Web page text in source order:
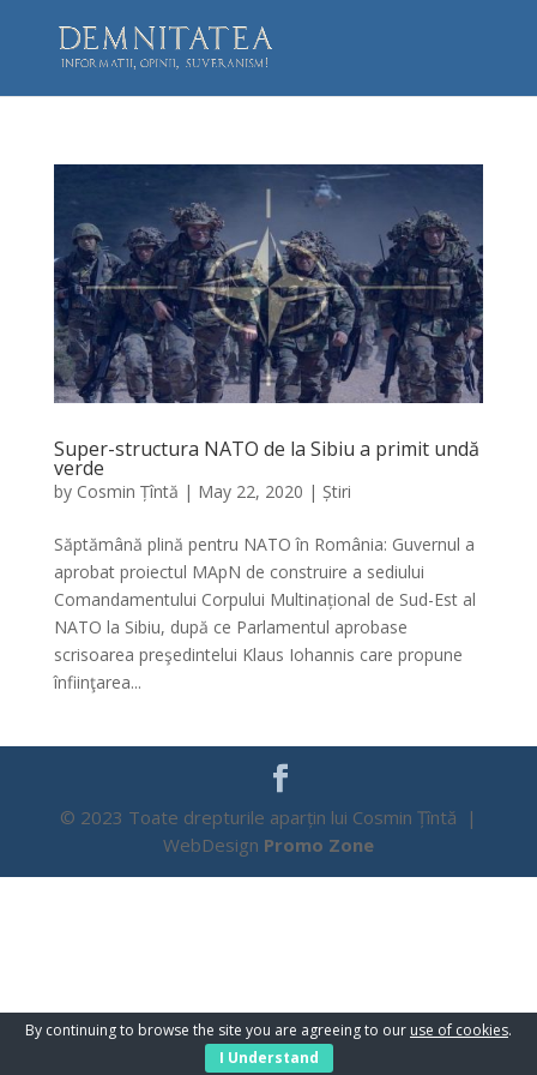
Super-structura NATO de la Sibiu a primit undă
verde
by Cosmin Țîntă | May 22, 2020 | Știri
Săptămână plină pentru NATO în România: Guvernul a
aprobat proiectul MApN de construire a sediului
Comandamentului Corpului Multinațional de Sud-Est al
NATO la Sibiu, după ce Parlamentul aprobase
scrisoarea preşedintelui Klaus Iohannis care propune
înfiinţarea...
© 2023 Toate drepturile aparțin lui Cosmin Țîntă |
WebDesign Promo Zone
By continuing to browse the site you are agreeing to our use of cookies.
I Understand